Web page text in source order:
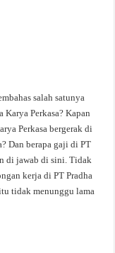
salah satunya
Karya Perkasa? Kapan
Perkasa bergerak di
Dan berapa gaji di PT
di jawab di sini. Tidak
kerja di PT Pradha
tidak menunggu lama